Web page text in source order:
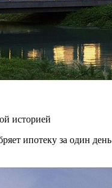
историей
ипотеку за один день